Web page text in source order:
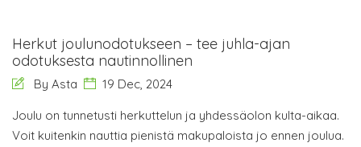
Herkut joulunodotukseen – tee juhla-ajan
odotuksesta nautinnollinen
By Asta 19 Dec, 2024
Joulu on tunnetusti herkuttelun ja yhdessäolon kulta-aikaa.
Voit kuitenkin nauttia pienistä makupaloista jo ennen joulua.